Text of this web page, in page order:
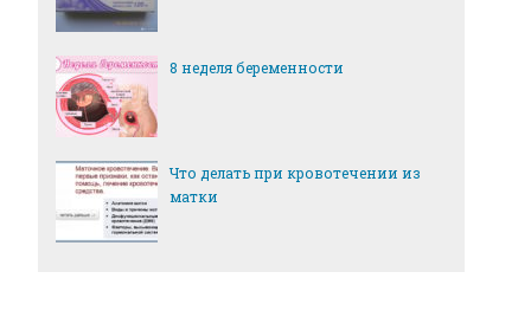
8 неделя беременности
Что делать при кровотечении из
матки